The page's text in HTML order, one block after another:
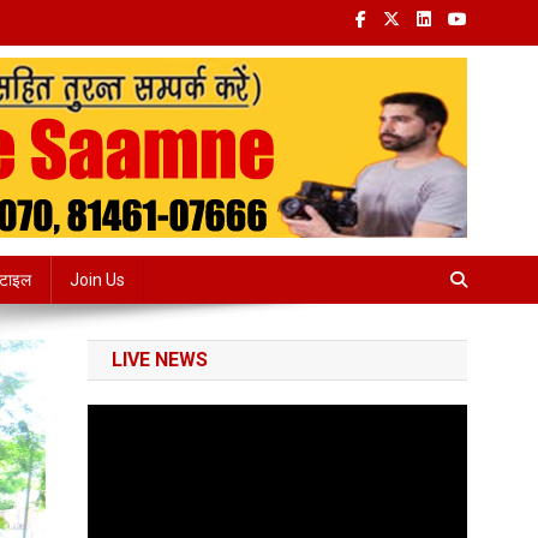
Join Us
LIVE NEWS